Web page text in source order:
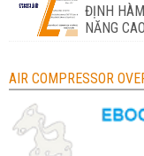
ĐỊNH
NĂNG
AIR COMPRESSOR